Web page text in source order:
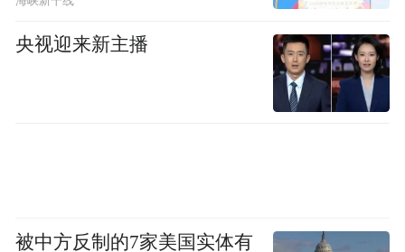
央视迎来新主播
被中方反制的7家美国实体有